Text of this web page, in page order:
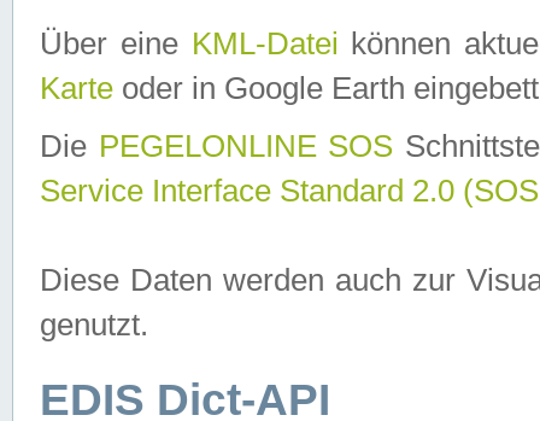
Über eine KML-Datei können
Karte oder in Google Earth
Die PEGELONLINE SOS
Service Interface Standard 2.0
Diese Daten werden auch zur
genutzt.
EDIS Dict-API